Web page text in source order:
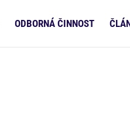
ODBORNÁ ČINNOST